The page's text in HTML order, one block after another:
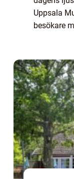
Uppsala
besökare
staden